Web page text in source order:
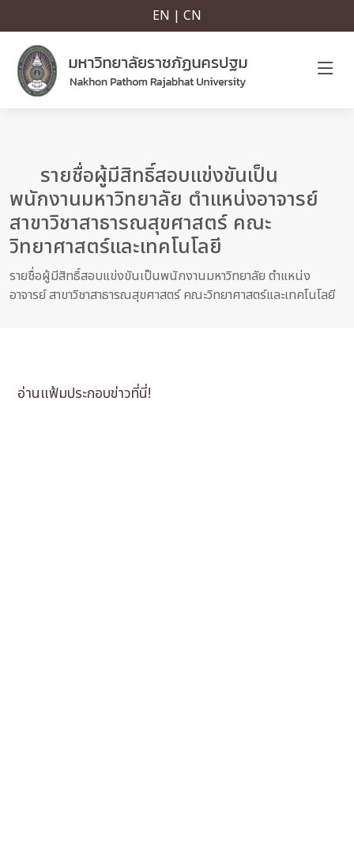
EN | CN
รายชื่อผู้มีสิทธิ์สอบแข่งขันเป็น
พนักงานมหาวิทยาลัย ตำแหน่งอาจารย์
สาขาวิชาสาธารณสุขศาสตร์ คณะ
วิทยาศาสตร์และเทคโนโลยี
รายชื่อผู้มีสิทธิ์สอบแข่งขันเป็นพนักงานมหาวิทยาลัย ตำแหน่ง
อาจารย์ สาขาวิชาสาธารณสุขศาสตร์ คณะวิทยาศาสตร์และเทคโนโลยี
อ่านแฟ้มประกอบข่าวที่นี่!